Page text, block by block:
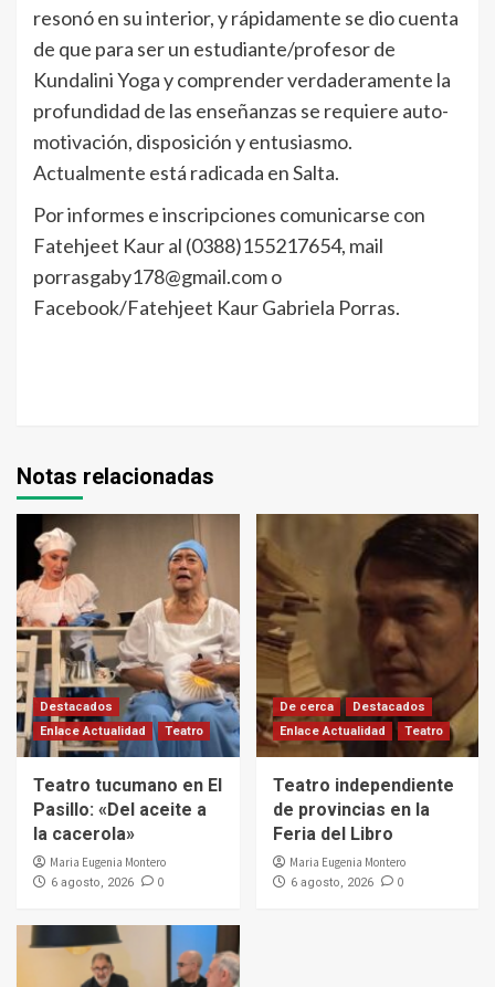
resonó en su interior, y rápidamente se dio cuenta
de que para ser un estudiante/profesor de
Kundalini Yoga y comprender verdaderamente la
profundidad de las enseñanzas se requiere auto-
motivación, disposición y entusiasmo.
Actualmente está radicada en Salta.
Por informes e inscripciones comunicarse con
Fatehjeet Kaur al (0388)155217654, mail
porrasgaby178@gmail.com o
Facebook/Fatehjeet Kaur Gabriela Porras.
Notas relacionadas
Destacados
Enlace Actualidad
Teatro
Teatro tucumano en El
Pasillo: «Del aceite a
la cacerola»
Maria Eugenia Montero
6 agosto, 2026 0
De cerca
Destacados
Enlace Actualidad
Teatro
Teatro independiente
de provincias en la
Feria del Libro
Maria Eugenia Montero
6 agosto, 2026 0